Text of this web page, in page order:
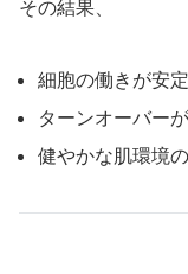
その結果、
細胞の働きが安
ターンオーバー
健やかな肌環境